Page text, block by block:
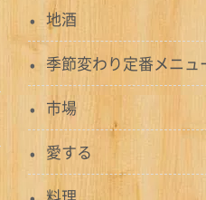
地酒
季節変わり定番メニュ
市場
愛する